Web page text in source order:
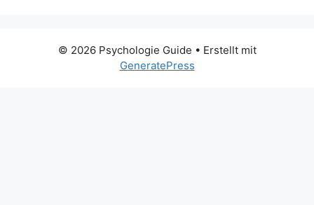
© 2026 Psychologie Guide • Erstellt mit
GeneratePress